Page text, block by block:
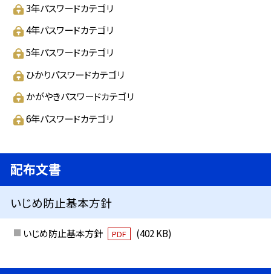
3年パスワードカテゴリ
4年パスワードカテゴリ
5年パスワードカテゴリ
ひかりパスワードカテゴリ
かがやきパスワードカテゴリ
6年パスワードカテゴリ
配布文書
いじめ防止基本方針
いじめ防止基本方針 PDF (402 KB)